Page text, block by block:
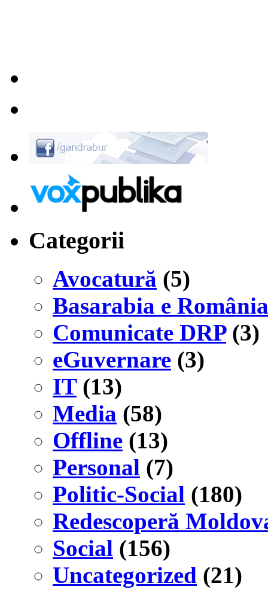
Categorii
Avocatură (5)
Basarabia e România
Comunicate DRP(3)
eGuvernare (3)
IT(13)
Media (58)
Offline (13)
Personal (7)
Politic-Social (180)
Redescoperă
Social (156)
Uncategorized (21)